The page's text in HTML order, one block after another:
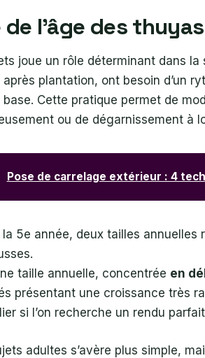
l’âge des
joue un rôle déterminant dans la
après plantation, ont besoin d’un
Cette pratique permet de
ou de dégarnissement à
Pose de carrelage extérieur : 4
la 5e année, deux tailles
taille annuelle, concentrée en
présentant une croissance très
si l’on recherche un rendu
adultes s’avère plus simple,